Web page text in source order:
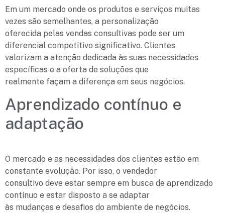
Em um mercado onde os produtos e serviços muitas
vezes são semelhantes, a personalização
oferecida pelas vendas consultivas pode ser um
diferencial competitivo significativo. Clientes
valorizam a atenção dedicada às suas necessidades
específicas e a oferta de soluções que
realmente façam a diferença em seus negócios.
Aprendizado contínuo e
adaptação
O mercado e as necessidades dos clientes estão em
constante evolução. Por isso, o vendedor
consultivo deve estar sempre em busca de aprendizado
contínuo e estar disposto a se adaptar
às mudanças e desafios do ambiente de negócios.